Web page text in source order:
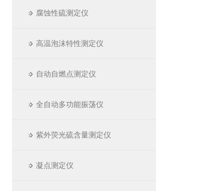
腐蚀性硫测定仪
高温泡沫特性测定仪
自动自燃点测定仪
全自动多功能振荡仪
紫外荧光硫含量测定仪
凝点测定仪